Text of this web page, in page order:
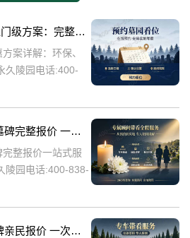
中华永久陵园生态墓碑入门级方案：完整报价与一站式服务打包特惠解析
案详解：环保、
久陵园电话:400-
关注度提升，选
“中华永久陵园入门生态墓碑完整报价 一站式服务打包特惠详解”
整报价一站式服
陵园电话:400-838-
名的陵园之一，
“中华永久陵园入门款墓碑亲民报价 一次性付清享折上折：超值优惠与便捷选择的完美结合”